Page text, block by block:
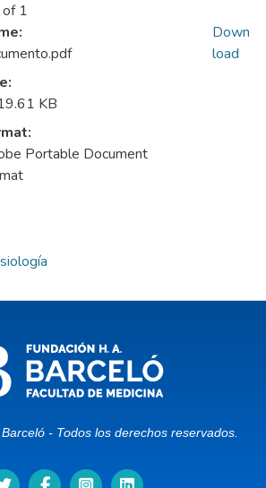
1
KB
Portable Document
Down
load
- Todos los derechos reservados.